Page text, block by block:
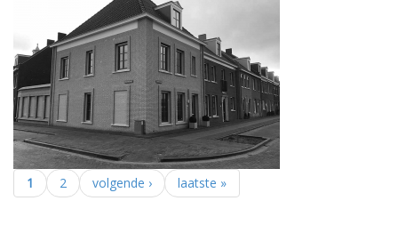
Pagina's
1 2 volgende › laatste »